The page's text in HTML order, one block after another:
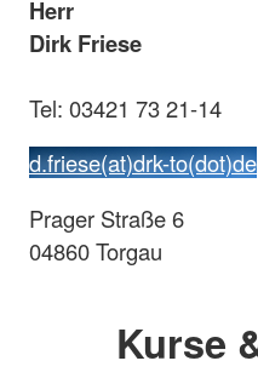
Herr
Dirk Friese
Tel: 03421 73 21-14
d.friese(at)drk-to(dot)de
Prager Straße 6
04860 Torgau
Kurse